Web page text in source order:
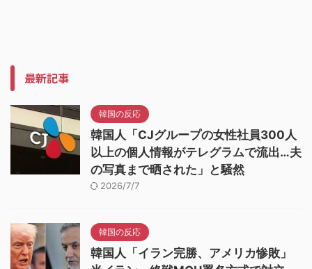
最新記事
韓国の反応
韓国人「CJグループの女性社員300人
以上の個人情報がテレグラムで流出…夫
の写真まで晒された」と騒然
2026/7/7
韓国の反応
韓国人「イラン完勝、アメリカ惨敗」